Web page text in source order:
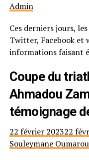
Admin
Ces derniers jours,
Twitter, Facebook et
informations faisant
Coupe du
Ahmadou
témoignage
22 février 202322
Souleymane Oumarou